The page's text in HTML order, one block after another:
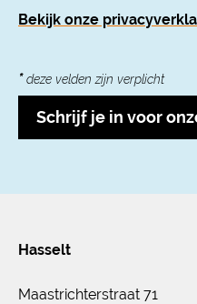
Bekijk onze
*deze velden zijn verplicht
Schrijf je in voor
Hasselt
Maastrichterstraat 71